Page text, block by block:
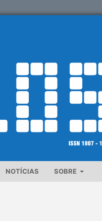
NOTÍCIAS SOBRE